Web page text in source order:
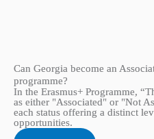
Can Georgia become an
programme?
In the Erasmus+ Programme,
as either "Associated" or "Not
each status offering a distinct
opportunities.